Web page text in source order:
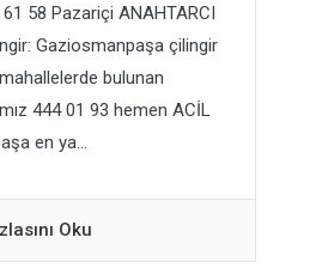
58 Pazariçi ANAHTARCI
Gaziosmanpaşa çilingir
bulunan
444 01 93 hemen ACİL
en ya...
Oku